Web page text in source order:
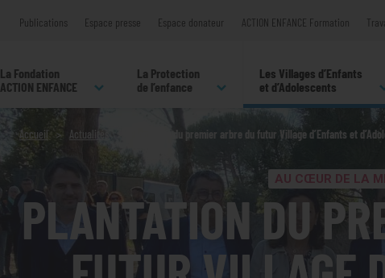
Publications Espace presse Espace donateur ACTION ENFANCE Formation
La Fondation
ACTION ENFANCE
La Protection
de l’enfance
Les Villages d’Enfants
et d’Adolescents
Accueil Actualités Plantation du premier arbre du futur Village d’Enfants et
AU CŒUR DE LA
PLANTATION DU